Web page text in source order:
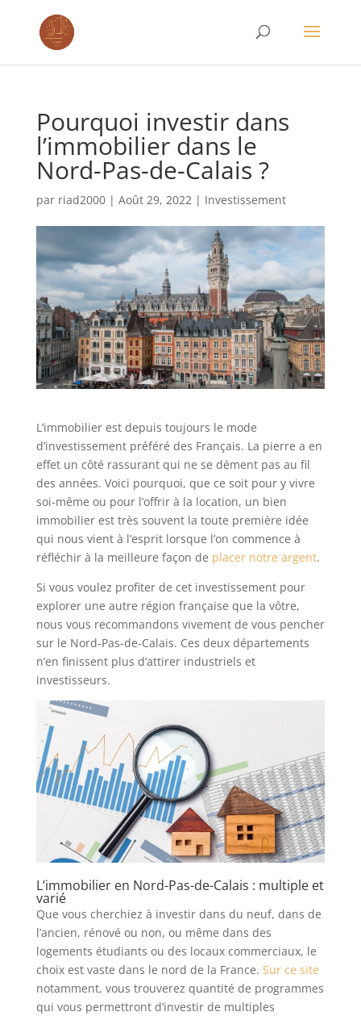
Pourquoi investir dans
l’immobilier dans le
Nord-Pas-de-Calais ?
par riad2000| Août 29, 2022| Investissement
L’immobilier est depuis toujours le mode
d’investissement préféré des Français. La pierre a en
effet un côté rassurant qui ne se dément pas au fil
des années. Voici pourquoi, que ce soit pour y vivre
soi-même ou pour l’offrir à la location, un bien
immobilier est très souvent la toute première idée
qui nous vient à l’esprit lorsque l’on commence à
réfléchir à la meilleure façon de placer notre argent.
Si vous voulez profiter de cet investissement pour
explorer une autre région française que la vôtre,
nous vous recommandons vivement de vous pencher
sur le Nord-Pas-de-Calais. Ces deux départements
n’en finissent plus d’attirer industriels et
investisseurs.
L’immobilier en Nord-Pas-de-Calais : multiple et
varié
Que vous cherchiez à investir dans du neuf, dans de
l’ancien, rénové ou non, ou même dans des
logements étudiants ou des locaux commerciaux, le
choix est vaste dans le nord de la France. Sur ce site
notamment, vous trouverez quantité de programmes
qui vous permettront d’investir de multiples